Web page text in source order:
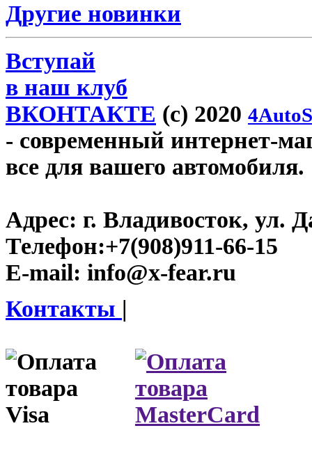
Другие новинки
Вступай
в наш клуб
ВКОНТАКТЕ (c) 2020
- современный интернет-
все для вашего автомобиля.
Адрес: г. Владивосток, ул.
Телефон:+7(908)911-66-15
E-mail: info@x-fear.ru
Контакты |